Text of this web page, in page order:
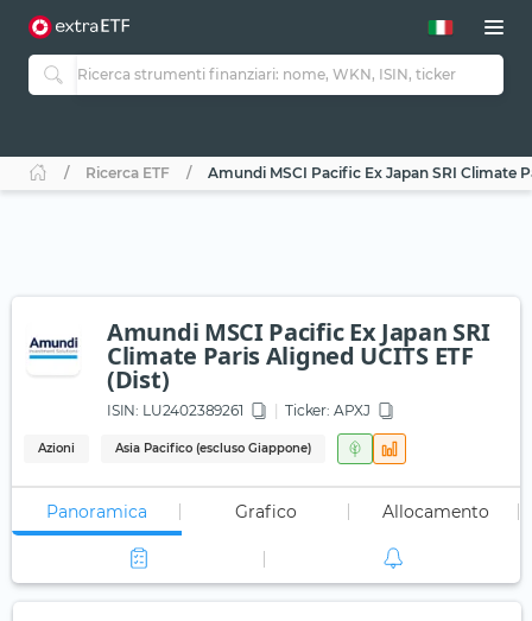
Ricerca ETF Amundi MSCI Pacific Ex Japan SRI Climate
Amundi MSCI Pacific Ex Japan SRI
Climate Paris Aligned UCITS ETF
(Dist)
ISIN: LU2402389261 Ticker: APXJ
Azioni Asia Pacifico (escluso Giappone)
Panoramica Grafico Allocamento